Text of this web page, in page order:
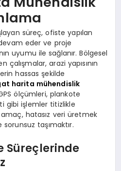
süreç, ofiste yapılan
eder ve proje
uyumu ile sağlanır. Bölgesel
arazi yapısının
hassas şekilde
harita mühendislik
ölçümleri, plankote
gibi işlemler titizlikle
hatasız veri üretmek
taşımaktır.
Süreçlerinde